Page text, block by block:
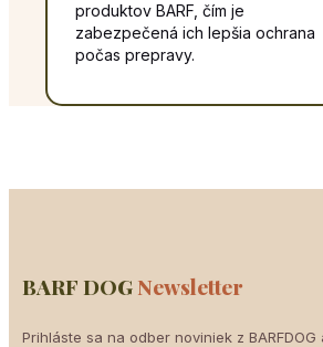
produktov BARF, čím je
zabezpečená ich lepšia ochrana
počas prepravy.
BARF DOGNewsletter
Prihláste sa na odber noviniek z